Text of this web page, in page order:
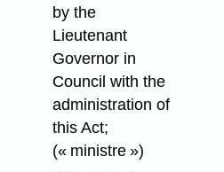
by the
Lieutenant
Governor in
Council with the
administration of
this Act;
(« ministre »)